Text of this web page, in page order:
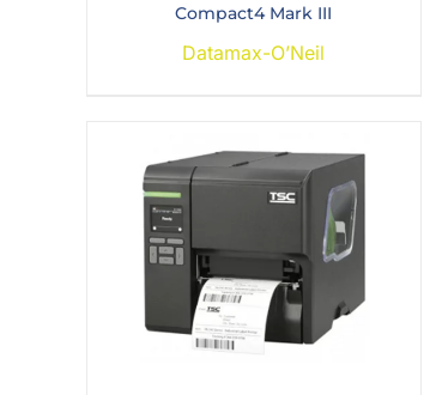
Compact4 Mark III
Datamax-O’Neil